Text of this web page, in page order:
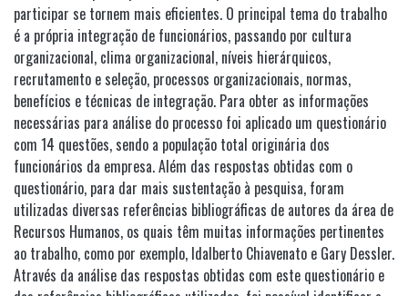
participar se tornem mais eficientes. O principal tema do trabalho
é a própria integração de funcionários, passando por cultura
organizacional, clima organizacional, níveis hierárquicos,
recrutamento e seleção, processos organizacionais, normas,
benefícios e técnicas de integração. Para obter as informações
necessárias para análise do processo foi aplicado um questionário
com 14 questões, sendo a população total originária dos
funcionários da empresa. Além das respostas obtidas com o
questionário, para dar mais sustentação à pesquisa, foram
utilizadas diversas referências bibliográficas de autores da área de
Recursos Humanos, os quais têm muitas informações pertinentes
ao trabalho, como por exemplo, Idalberto Chiavenato e Gary Dessler.
Através da análise das respostas obtidas com este questionário e